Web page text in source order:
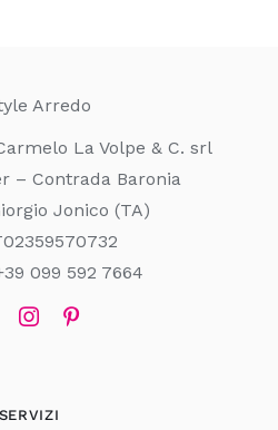
La Volpe & C. srl
– Contrada Baronia
Jonico (TA)
099 592 7664
SERVIZI